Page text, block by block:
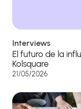
Interviews
El futuro de la
Kolsquare
21/05/2026